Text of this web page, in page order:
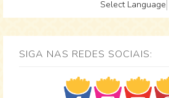
Select Language
SIGA NAS REDES SOCIAIS: